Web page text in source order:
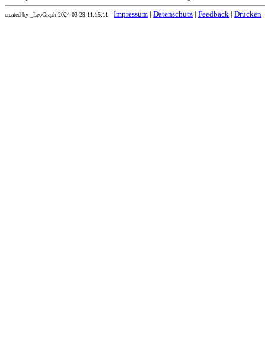
created by _LeoGraph 2024-03-29 11:15:11 Impressum Datenschutz Feedback Drucken